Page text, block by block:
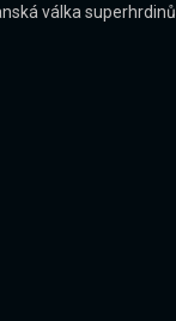
válka superhrdinů.